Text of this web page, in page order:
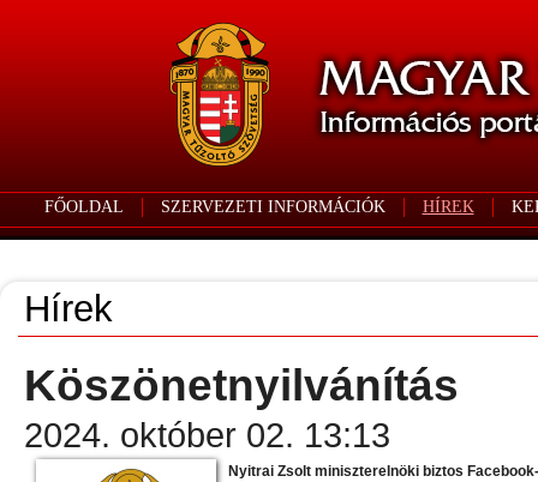
FŐOLDAL SZERVEZETI INFORMÁCIÓK HÍREK
Hírek
Köszönetnyilvánítás
2024. október 02. 13:13
Nyitrai Zsolt miniszterelnöki biztos